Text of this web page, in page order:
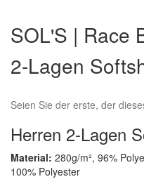
der
Bildergalerie
springen
SOL'S | Race
2-Lagen
Seien Sie der erste, der
Herren 2-Lagen
Material: 280g/m², 96%
100% Polyester